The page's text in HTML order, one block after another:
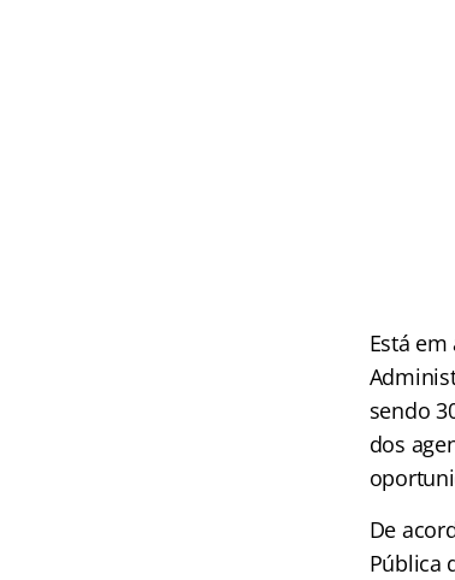
Está
sendo
dos
De
Pública